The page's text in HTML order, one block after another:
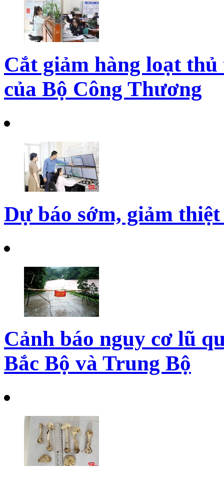
Cắt giảm hàng loạt
của Bộ Công Thương
Dự báo sớm, giảm
Cảnh báo nguy cơ lũ
Bắc Bộ và Trung Bộ